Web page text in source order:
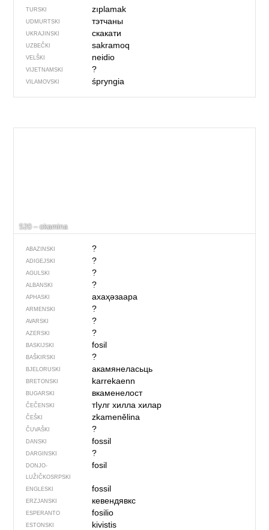
TURSKI zıplamak
UDMURTSKI тэтчаны
UKRAJINSKI скакати
UZBEČKI sakramoq
VELŠKI neidio
VIJETNAMSKI ?
VILAMOVSKI śpryngia
520 – okamina
ABAZINSKI ?
ADIGEJSKI ?
AGULSKI ?
ALBANSKI ?
APHASKI ахаҳәзаара
ARMENSKI ?
AVARSKI ?
AZERSKI ?
BASKIJSKI fosil
BAŠKIRSKI ?
BJELORUSKI акамянеласьць
BRETONSKI karrekaenn
BUGARSKI вкаменелост
ČEČENSKI тIулг хилла хилар
ČEŠKI zkamenělina
ČUVAŠKI ?
DANSKI fossil
DARGINSKI ?
DONJO­
LUŽIČKOSRPSKI
fosil
ENGLESKI fossil
ERZJANSKI кевендявкс
ESPERANTO fosilio
ESTONSKI kivistis